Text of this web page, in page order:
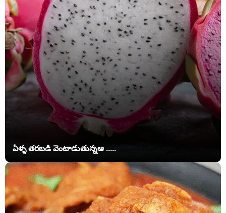
ఏళ్ళ తరబడి వెంటాడుతున్నఆ .....